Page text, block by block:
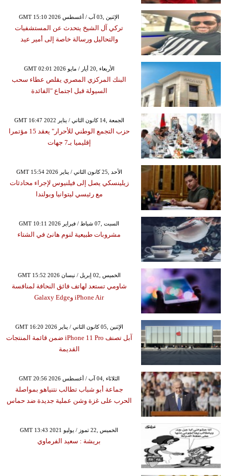
GMT 15:10 2026 الإثنين ,03 آب / أغسطس
تركي آل الشيخ يتحدث عن المستشفيات
والتحاليل ورسالة خاصة إلى أمير عيد
GMT 02:01 2026 الأربعاء ,20 أيار / مايو
البنك المركزي المصري يقلص عطاء سحب
السيولة قبل اجتماع "الفائدة
GMT 16:47 2022 الجمعة ,14 كانون الثاني / يناير
حزب التجمع الوطني للأحرار" يعقد 15 مؤتمرا
إقليميا بـ7 جهات
GMT 15:54 2026 الأحد ,25 كانون الثاني / يناير
زيلينسكي يصل إلى فيلنيوس لإجراء محادثات
مع رئيسي ليتوانيا وبولندا
GMT 10:11 2026 السبت ,07 شباط / فبراير
مشروبات طبيعية لنوم هانئ في الشتاء
GMT 15:52 2026 الخميس ,02 إبريل / نيسان
شاومي تستعد لهاتف فائق النحافة لمنافسة
iPhone Air وGalaxy Edge
GMT 16:20 2026 الإثنين ,05 كانون الثاني / يناير
آبل تصنف iPhone 11 Pro ضمن قائمة المنتجات
القديمة
GMT 20:56 2026 الثلاثاء ,04 آب / أغسطس
جماعة أبو شباب تطالب نتنياهو بمواصلة
الحرب على غزة وشن عملية جديدة ضد حماس
GMT 13:43 2021 الخميس ,22 تموز / يوليو
بريشة : سعيد الفرماوي